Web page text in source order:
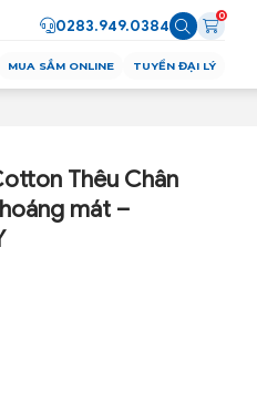
0283.949.0384
0
MUA SẮM ONLINE TUYỂN ĐẠI LÝ
Thêu Chân
mát –